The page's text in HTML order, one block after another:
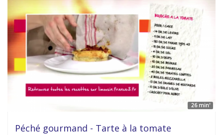
26 min'
Péché gourmand - Tarte à la tomate